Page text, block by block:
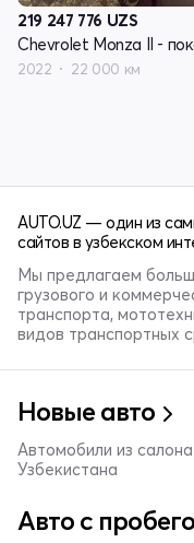
219 247 776 UZS
2022 22 000 км
AUTO.UZ — один из
сайтов в узбекском
Мы предлагаем
грузового и
транспорта,
видов транспортных
Новые авто
Автомобили из
Узбекистана
Авто с